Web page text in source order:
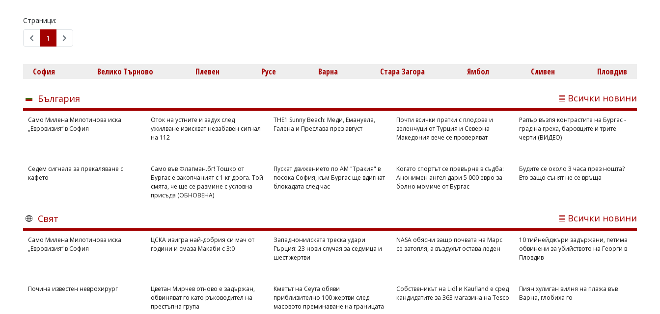
Страници:
1
Димитър КИРЯКОВ
Пускат движението по АМ "Тракия" в
блокадата след час
София Велико Търново Плевен Русе Варна Стара Загора Ямбол Сливен Пловдив
България Всички новини
Само Милена Милотинова иска
„Евровизия“ в София
Оток на устните и задух след
ужилване изискват незабавен сигнал
на 112
THE1 Sunny Beach: Меди, Емануела,
Галена и Преслава през август
Почти всички пратки с плодове и
зеленчуци от Турция и Северна
Македония вече се проверяват
Рапър възпя контрастите на Бургас -
град на греха, баровците и трите
черти (ВИДЕО)
Седем сигнала за прекаляване с
кафето
Само във Флагман.бг! Тошко от
Бургас е закопчаният с 1 кг дрога. Той
смята, че ще се размине с условна
присъда (ОБНОВЕНА)
Пускат движението по АМ "Тракия" в
посока София, към Бургас ще вдигнат
блокадата след час
Когато спортът се превърне в съдба:
Анонимен ангел дари 5 000 евро за
болно момиче от Бургас
Будите се около 3 часа през нощта?
Ето защо сънят не се връща
Свят Всички новини
Само Милена Милотинова иска
„Евровизия“ в София
ЦСКА изигра най-добрия си мач от
години и смаза Макаби с 3:0
Западнонилската треска удари
Гърция: 23 нови случая за седмица и
шест жертви
NASA обясни защо почвата на Марс
се затопля, а въздухът остава леден
10 тийнейджъри задържани, петима
обвинени за убийството на Георги в
Пловдив
Почина известен неврохирург
Цветан Мирчев отново е задържан,
обвиняват го като ръководител на
престъпна група
Кметът на Сеута обяви
приблизително 100 жертви след
масовото преминаване на границата
Собственикът на Lidl и Kaufland е сред
кандидатите за 363 магазина на Tesco
Пиян хулиган вилня на плажа във
Варна, глобиха го